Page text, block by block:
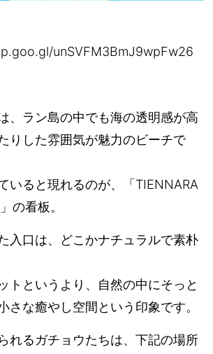
unSVFM3BmJ9wpFw26
、ラン島の中でも海の透明感が高
りした雰囲気が魅力のビーチで
いると現れるのが、「TIENNARA
の看板。
入口は、どこかナチュラルで素朴
トというより、自然の中にそっと
さな癒やし空間という印象です。
れるガチョウたちは、下記の場所